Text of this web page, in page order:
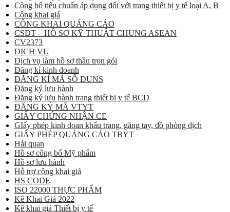
Công bố tiêu chuẩn áp dụng đối với trang thiết bị y tế loại A, B
Công khai giá
CÔNG KHAI QUẢNG CÁO
CSDT – HỒ SƠ KỸ THUẬT CHUNG ASEAN
CV2373
DỊCH VỤ
Dịch vụ làm hồ sơ thầu trọn gói
Đăng kí kinh doanh
ĐĂNG KÍ MÃ SỐ DUNS
Đăng ký lưu hành
Đăng ký lưu hành trang thiết bị y tế BCD
ĐĂNG KÝ MÃ VTYT
GIẤY CHỨNG NHẬN CE
GIấy phép kinh doan khẩu trang, găng tay, đồ phòng dịch
GIẤY PHÉP QUẢNG CÁO TBYT
Hải quan
Hồ sơ công bố Mỹ phẩm
Hồ sơ lưu hành
Hỗ trợ công khai giá
HS CODE
ISO 22000 THỰC PHẨM
Kê Khai Giá 2022
Kê khai giá Thiết bị y tế